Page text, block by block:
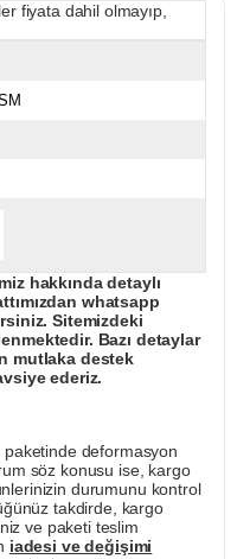
fiyata dahil olmayıp,
hakkında detaylı
whatsapp
Sitemizdeki
Bazı detaylar
mutlaka destek
ederiz.
deformasyon
söz konusu ise, kargo
durumunu kontrol
takdirde, kargo
ve paketi teslim
iadesi ve değişimi